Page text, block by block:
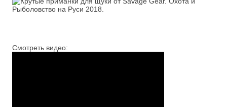
Смотреть видео: